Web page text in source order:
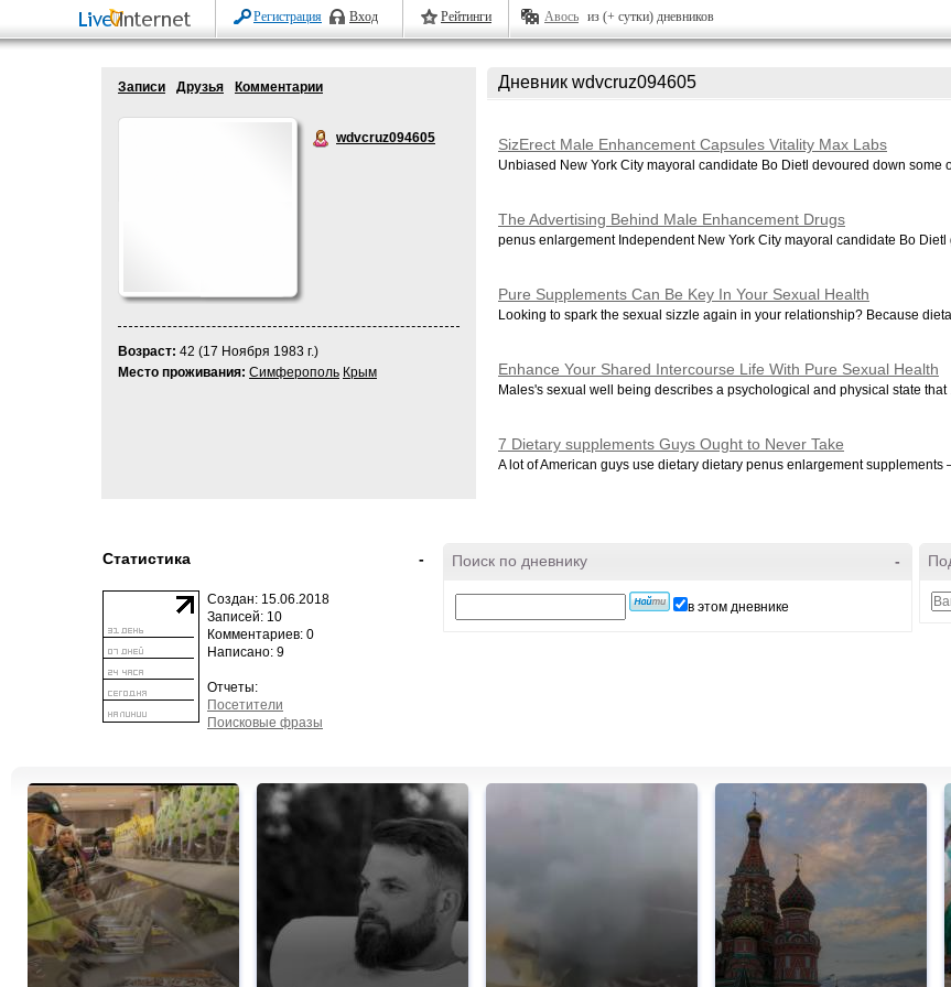
Регистрация Вход Рейтинги Авось из (+ сутки) дневников
Записи Друзья Комментарии
wdvcruz094605
Возраст: 42 (17 Ноября 1983 г.)
Место проживания: Симферополь Крым
Дневник wdvcruz094605
SizErect Male Enhancement Capsules Vitality Max Labs
Unbiased New York City mayoral candidate Bo Dietl devoured down some
The Advertising Behind Male Enhancement Drugs
penus enlargement Independent New York City mayoral candidate Bo Dietl
Pure Supplements Can Be Key In Your Sexual Health
Looking to spark the sexual sizzle again in your relationship? Because
Enhance Your Shared Intercourse Life With Pure Sexual Health
Dietary supplements
Males's sexual well being describes a psychological and physical state that
7 Dietary supplements Guys Ought to Never Take
A lot of American guys use dietary dietary penus enlargement supplements
-
Статистика
Создан: 15.06.2018
Записей: 10
Комментариев: 0
Написано: 9
Отчеты:
Посетители
Поисковые фразы
-
Поиск по дневнику
в этом дневнике